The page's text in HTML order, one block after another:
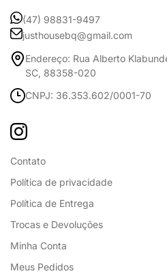
(47) 98831-9497
justhousebq@gmail.com
Endereço: Rua Alberto
SC, 88358-020
CNPJ: 36.353.602/0001-70
Contato
Política de privacidade
Política de Entrega
Trocas e Devoluções
Minha Conta
Meus Pedidos